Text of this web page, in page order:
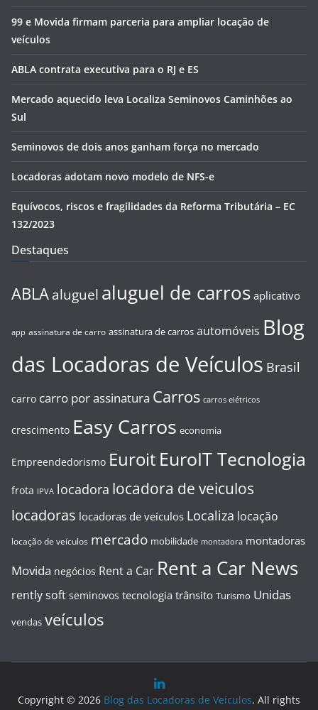
99 e Movida firmam parceria para ampliar locação de
veículos
ABLA contrata executiva para o RJ e ES
Mercado aquecido leva Localiza Seminovos Caminhões ao
Sul
Seminovos de dois anos ganham força no mercado
Locadoras adotam novo modelo de NFS-e
Equívocos, riscos e fragilidades da Reforma Tributária – EC
132/2023
Destaques
ABLA aluguel aluguel de carros aplicativo
app assinatura de carro assinatura de carros automóveis Blog
das Locadoras de Veículos Brasil
carro carro por assinatura Carros carros elétricos
crescimento Easy Carros economia
Empreendedorismo Euroit EuroIT Tecnologia
frota IPVA locadora locadora de veiculos
locadoras locadoras de veículos Localiza locação
locação de veículos mercado mobilidade montadora montadoras
Movida negócios Rent a Car Rent a Car News
rently soft seminovos tecnologia trânsito Turismo Unidas
vendas veículos
Copyright © 2026 Blog das Locadoras de Veículos. All rights